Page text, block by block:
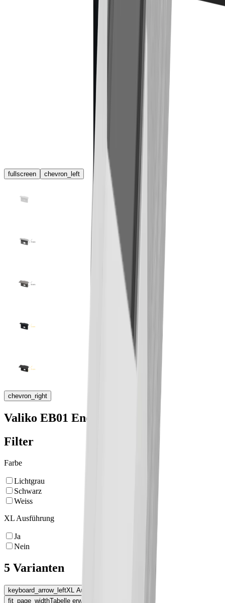
fullscreen chevron_left
chevron_right
Valiko EB01 Endkappe
Filter
Farbe
Lichtgrau
Schwarz
Weiss
XL Ausführung
Ja
Nein
5 Varianten
keyboard_arrow_leftXL Ausführung
fit_page_widthTabelle erweitern